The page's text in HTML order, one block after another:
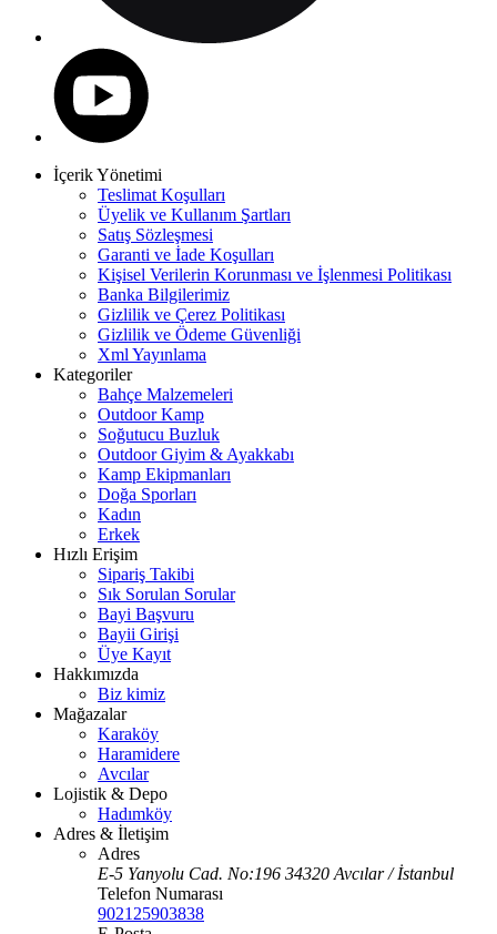
İçerik Yönetimi
Teslimat Koşulları
Üyelik ve Kullanım Şartları
Satış Sözleşmesi
Garanti ve İade Koşulları
Kişisel Verilerin Korunması ve İşlenmesi Politikası
Banka Bilgilerimiz
Gizlilik ve Çerez Politikası
Gizlilik ve Ödeme Güvenliği
Xml Yayınlama
Kategoriler
Bahçe Malzemeleri
Outdoor Kamp
Soğutucu Buzluk
Outdoor Giyim & Ayakkabı
Kamp Ekipmanları
Doğa Sporları
Kadın
Erkek
Hızlı Erişim
Sipariş Takibi
Sık Sorulan Sorular
Bayi Başvuru
Bayii Girişi
Üye Kayıt
Hakkımızda
Biz kimiz
Mağazalar
Karaköy
Haramidere
Avcılar
Lojistik & Depo
Hadımköy
Adres & İletişim
Adres
E-5 Yanyolu Cad. No:196 34320 Avcılar / İstanbul
Telefon Numarası
902125903838